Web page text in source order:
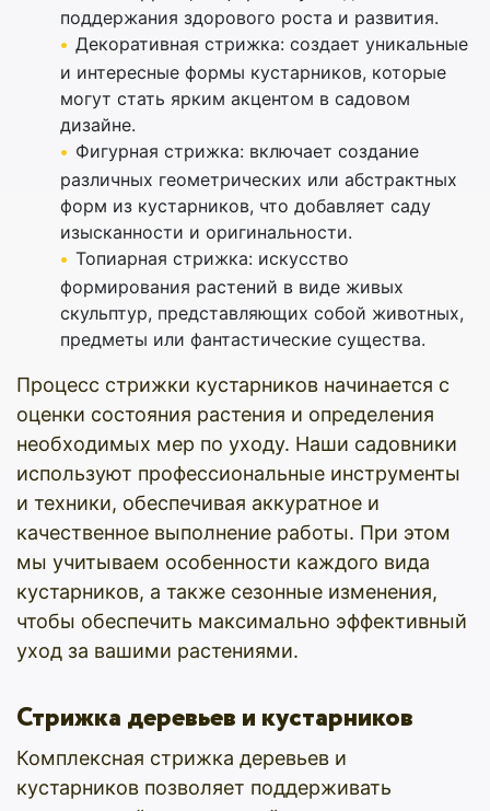
поддержания здорового роста и развития.
Декоративная стрижка: создает уникальные
и интересные формы кустарников, которые
могут стать ярким акцентом в садовом
дизайне.
Фигурная стрижка: включает создание
различных геометрических или абстрактных
форм из кустарников, что добавляет саду
изысканности и оригинальности.
Топиарная стрижка: искусство
формирования растений в виде живых
скульптур, представляющих собой животных,
предметы или фантастические существа.
Процесс стрижки кустарников начинается с
оценки состояния растения и определения
необходимых мер по уходу. Наши садовники
используют профессиональные инструменты
и техники, обеспечивая аккуратное и
качественное выполнение работы. При этом
мы учитываем особенности каждого вида
кустарников, а также сезонные изменения,
чтобы обеспечить максимально эффективный
уход за вашими растениями.
Стрижка деревьев и кустарников
Комплексная стрижка деревьев и
кустарников позволяет поддерживать